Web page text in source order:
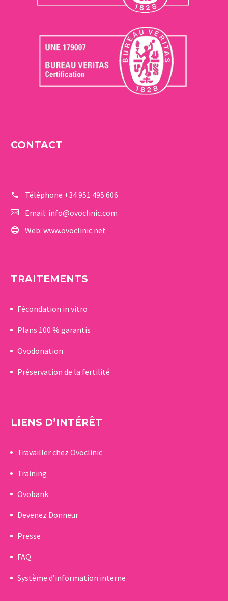
CONTACT
Téléphone +34 951 495 606
Email: info@ovoclinic.com
Web: www.ovoclinic.net
TRAITEMENTS
Fécondation in vitro
Plans 100 % garantis
Ovodonation
Préservation de la fertilité
LIENS D’INTÉRÊT
Travailler chez Ovoclinic
Training
Ovobank
Devenez Donneur
Presse
FAQ
Système d’information interne